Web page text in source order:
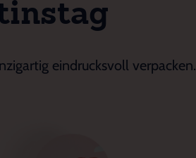
eindrucksvoll verpacken.